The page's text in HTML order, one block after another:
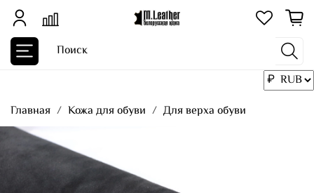
Главная Кожа для обуви Для верха обуви